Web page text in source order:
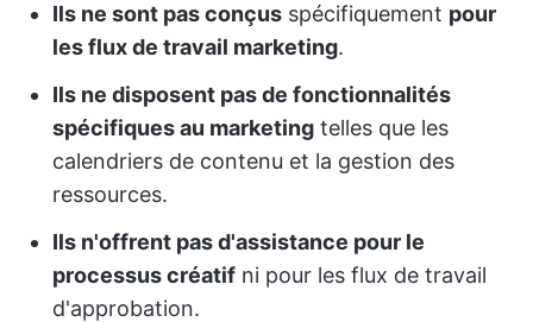
Ils ne sont pas conçus spécifiquement pour
les flux de travail marketing.
Ils ne disposent pas de fonctionnalités
spécifiques au marketing telles que les
calendriers de contenu et la gestion des
ressources.
Ils n'offrent pas d'assistance pour le
processus créatif ni pour les flux de travail
d'approbation.